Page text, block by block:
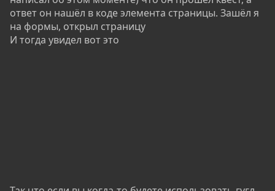
ответ он нашёл в коде элемента страницы. Зашёл я
на формы, открыл страницу
И тогда увидел вот это